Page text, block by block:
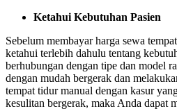
Ketahui Kebutuhan Pasien
Sebelum membayarharga sewa
ketahui terlebih dahulu tentang
berhubungan dengan tipe dan model
dengan mudah bergerak dan
tempat tidur manual dengan kasur
kesulitan bergerak, maka Anda dapat